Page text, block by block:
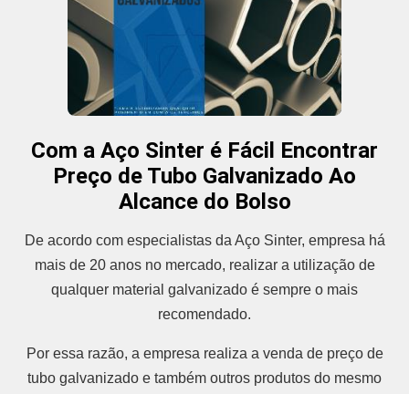
Com a Aço Sinter é Fácil Encontrar
Preço de Tubo Galvanizado Ao
Alcance do Bolso
De acordo com especialistas da Aço Sinter, empresa há
mais de 20 anos no mercado, realizar a utilização de
qualquer material galvanizado é sempre o mais
recomendado.
Por essa razão, a empresa realiza a venda de preço de
tubo galvanizado e também outros produtos do mesmo